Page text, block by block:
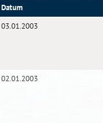
Datum
03.01.2003
02.01.2003